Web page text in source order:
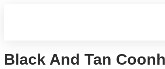
Black And Tan